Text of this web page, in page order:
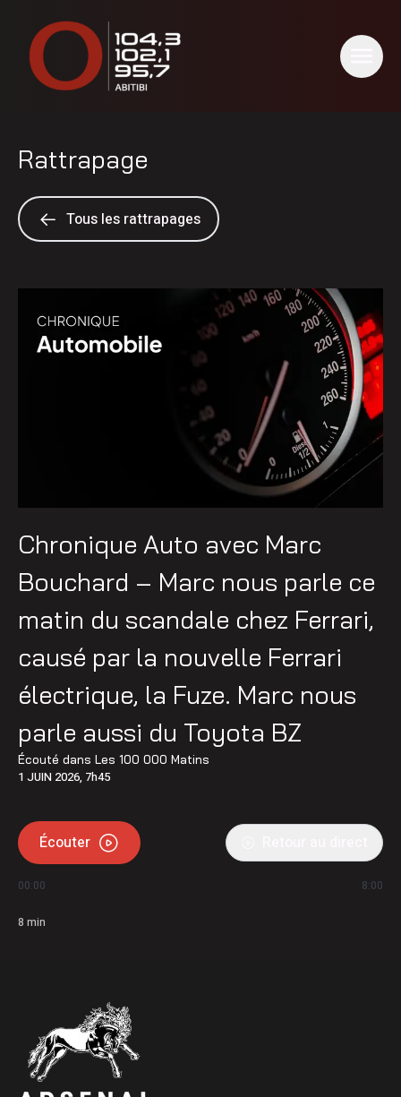
Rattrapage
Tous les rattrapages
Chronique Auto avec Marc
Bouchard – Marc nous parle ce
matin du scandale chez Ferrari,
causé par la nouvelle Ferrari
électrique, la Fuze. Marc nous
parle aussi du Toyota BZ
Écouté dans Les 100 000 Matins
1 JUIN 2026, 7h45
Écouter
00:00 8:00
8 min